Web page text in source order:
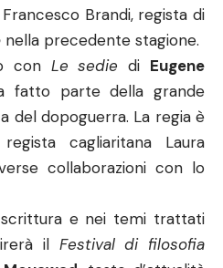
Brandi, regista di
nella precedente stagione.
con Le sedie di Eugene
fatto parte della grande
del dopoguerra. La regia è
cagliaritana Laura
collaborazioni con lo
e nei temi trattati
il Festival di filosofia